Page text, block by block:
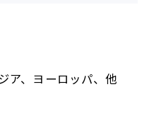
ア、ヨーロッパ、他